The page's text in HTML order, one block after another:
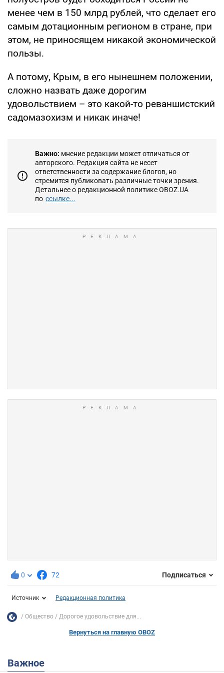
менее чем в 150 млрд рублей, что сделает его
самым дотационным регионом в стране, при
этом, не приносящем никакой экономической
пользы.
А потому, Крым, в его нынешнем положении,
сложно назвать даже дорогим
удовольствием – это какой-то реваншистский
садомазохизм и никак иначе!
Важно: мнение редакции может отличаться от
авторского. Редакция сайта не несет
ответственности за содержание блогов, но
стремится публиковать различные точки зрения.
Детальнее о редакционной политике OBOZ.UA
по ссылке...
0 72 Подписаться
Источник Редакционная политика
Общество Дорогое удовольствие для...
Вернуться на главную OBOZ
Важное